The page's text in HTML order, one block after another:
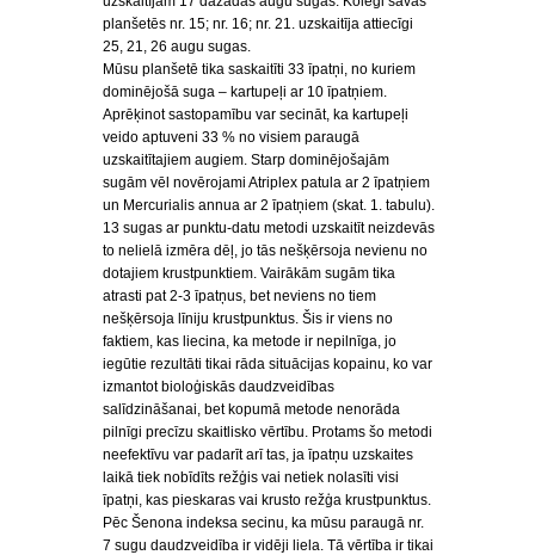
planšetēs nr. 15; nr. 16; nr. 21. uzskaitīja attiecīgi
25, 21, 26 augu sugas.
Mūsu planšetē tika saskaitīti 33 īpatņi, no kuriem
dominējošā suga – kartupeļi ar 10 īpatņiem.
Aprēķinot sastopamību var secināt, ka kartupeļi
veido aptuveni 33 % no visiem paraugā
uzskaitītajiem augiem. Starp dominējošajām
sugām vēl novērojami Atriplex patula ar 2 īpatņiem
un Mercurialis annua ar 2 īpatņiem (skat. 1. tabulu).
13 sugas ar punktu-datu metodi uzskaitīt neizdevās
to nelielā izmēra dēļ, jo tās nešķērsoja nevienu no
dotajiem krustpunktiem. Vairākām sugām tika
atrasti pat 2-3 īpatņus, bet neviens no tiem
nešķērsoja līniju krustpunktus. Šis ir viens no
faktiem, kas liecina, ka metode ir nepilnīga, jo
iegūtie rezultāti tikai rāda situācijas kopainu, ko var
izmantot bioloģiskās daudzveidības
salīdzināšanai, bet kopumā metode nenorāda
pilnīgi precīzu skaitlisko vērtību. Protams šo metodi
neefektīvu var padarīt arī tas, ja īpatņu uzskaites
laikā tiek nobīdīts režģis vai netiek nolasīti visi
īpatņi, kas pieskaras vai krusto režģa krustpunktus.
Pēc Šenona indeksa secinu, ka mūsu paraugā nr.
7 sugu daudzveidība ir vidēji liela. Tā vērtība ir tikai